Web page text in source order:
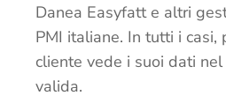
Danea Easyfatt e altri
PMI italiane. In tutti i
cliente vede i suoi dati
valida.